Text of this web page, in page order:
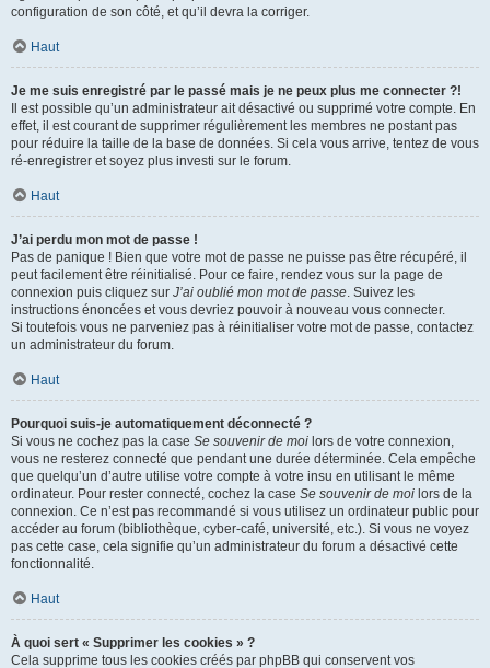
configuration de son côté, et qu’il devra la corriger.
Haut
Je me suis enregistré par le passé mais je ne peux plus me connecter ?!
Il est possible qu’un administrateur ait désactivé ou supprimé votre compte. En
effet, il est courant de supprimer régulièrement les membres ne postant pas
pour réduire la taille de la base de données. Si cela vous arrive, tentez de vous
ré-enregistrer et soyez plus investi sur le forum.
Haut
J’ai perdu mon mot de passe !
Pas de panique ! Bien que votre mot de passe ne puisse pas être récupéré, il
peut facilement être réinitialisé. Pour ce faire, rendez vous sur la page de
connexion puis cliquez sur J’ai oublié mon mot de passe. Suivez les
instructions énoncées et vous devriez pouvoir à nouveau vous connecter.
Si toutefois vous ne parveniez pas à réinitialiser votre mot de passe, contactez
un administrateur du forum.
Haut
Pourquoi suis-je automatiquement déconnecté ?
Si vous ne cochez pas la case Se souvenir de moi lors de votre connexion,
vous ne resterez connecté que pendant une durée déterminée. Cela empêche
que quelqu’un d’autre utilise votre compte à votre insu en utilisant le même
ordinateur. Pour rester connecté, cochez la case Se souvenir de moi lors de la
connexion. Ce n’est pas recommandé si vous utilisez un ordinateur public pour
accéder au forum (bibliothèque, cyber-café, université, etc.). Si vous ne voyez
pas cette case, cela signifie qu’un administrateur du forum a désactivé cette
fonctionnalité.
Haut
À quoi sert « Supprimer les cookies » ?
Cela supprime tous les cookies créés par phpBB qui conservent vos